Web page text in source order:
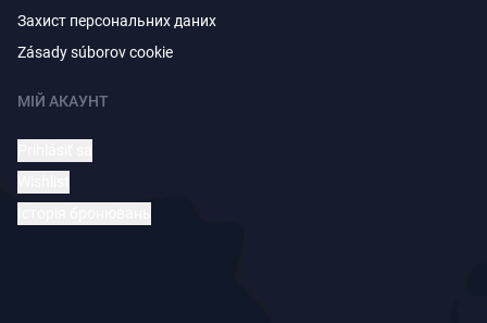
Захист персональних даних
Zásady súborov cookie
МІЙ АКАУНТ